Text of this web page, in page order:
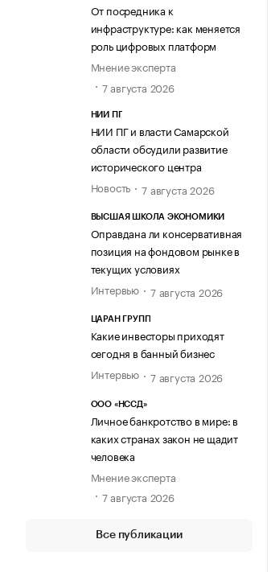
От посредника к
инфраструктуре: как меняется
роль цифровых платформ
Мнение эксперта
7 августа 2026
НИИ ПГ
НИИ ПГ и власти Самарской
области обсудили развитие
исторического центра
Новость
7 августа 2026
ВЫСШАЯ ШКОЛА ЭКОНОМИКИ
Оправдана ли консервативная
позиция на фондовом рынке в
текущих условиях
Интервью
7 августа 2026
ЦАРАН ГРУПП
Какие инвесторы приходят
сегодня в банный бизнес
Интервью
7 августа 2026
ООО «НССД»
Личное банкротство в мире: в
каких странах закон не щадит
человека
Мнение эксперта
7 августа 2026
Все публикации